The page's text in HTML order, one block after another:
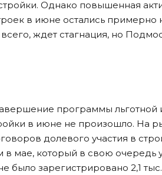
Однако повышенная
в июне остались примерно
ждет стагнация, но
программы льготной
в июне не произошло. На
долевого участия в
в мае, который в свою очередь
зарегистрировано 2,1